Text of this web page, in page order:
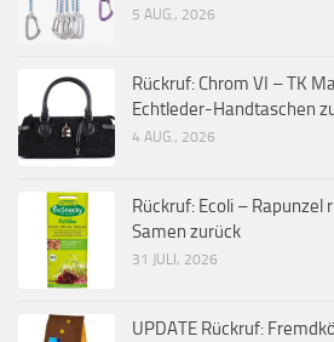
5 AUG., 2026
Rückruf: Chrom VI – TK
Echtleder-Handtaschen
4 AUG., 2026
Rückruf: Ecoli – Rapunzel
Samen zurück
31 JULI, 2026
UPDATE Rückruf: